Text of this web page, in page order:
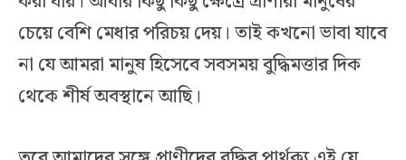
চেয়ে বেশি মেধার পরিচয় দেয়। তাই কখনো ভাবা যাবে
না যে আমরা মানুষ হিসেবে সবসময় বুদ্ধিমত্তার দিক
থেকে শীর্ষ অবস্থানে আছি।